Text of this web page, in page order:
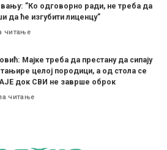
”Ко одговорно ради, не треба да
да ће изгубити лиценцу”
читање
Мајке треба да престану да сипају
тањире целој породици, а од стола се
док СВИ не заврше оброк
читање